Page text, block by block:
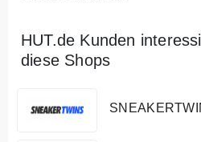
HUT.de Kunden
diese Shops